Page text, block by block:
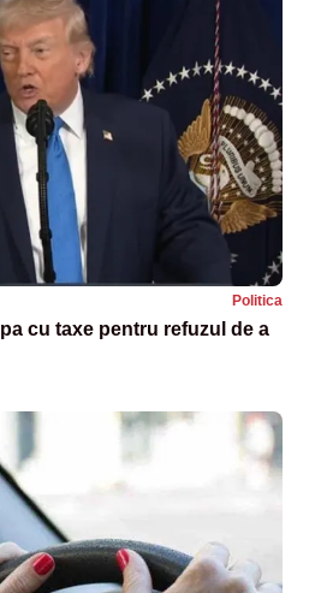
Politica
cu taxe pentru refuzul de a